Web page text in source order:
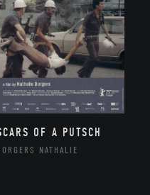
OF A PUTSCH
NATHALIE